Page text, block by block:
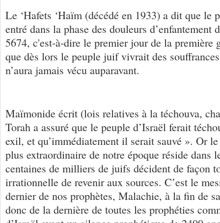
Le ‘Hafets ‘Haïm (décédé en 1933) a dit que le
entré dans la phase des douleurs d’enfantement
5674, c'est-à-dire le premier jour de la première
que dès lors le peuple juif vivrait des
n’aura jamais vécu auparavant.
Maïmonide écrit (lois relatives à la téchouva,
Torah a assuré que le peuple d’Israël ferait
exil, et qu’immédiatement il serait sauvé ». Or
plus extraordinaire de notre époque réside dans
centaines de milliers de juifs décident de façon
irrationnelle de revenir aux sources. C’est le
dernier de nos prophètes, Malachie, à la fin de
donc de la dernière de toutes les prophéties